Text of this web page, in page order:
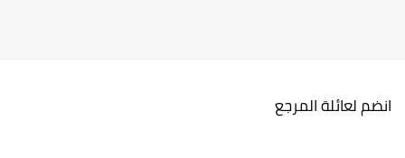
انضم لعائلة المرجع